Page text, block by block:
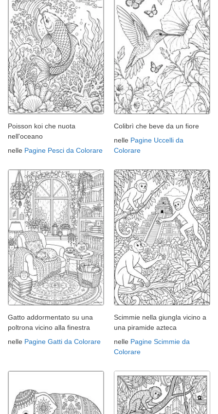
Poisson koi che nuota
nell'oceano
nelle Pagine Pesci da Colorare
Colibrì che beve da un fiore
nelle Pagine Uccelli da
Colorare
Gatto addormentato su una
poltrona vicino alla finestra
nelle Pagine Gatti da Colorare
Scimmie nella giungla vicino a
una piramide azteca
nelle Pagine Scimmie da
Colorare